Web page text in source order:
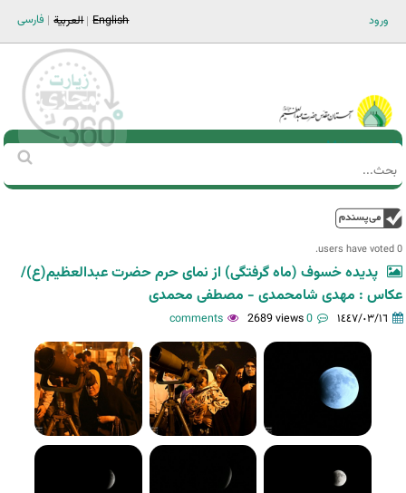
ورود فارسی العربية English
Main men-AR
استمارة
‏
0 users have voted.
پدیده خسوف (ماه گرفتگی) از نمای حرم حضرت عبدالعظیم(ع)/
عکاس : مهدی شامحمدی - مصطفی محمدی
١٤٤٧/٠٣/١٦ 0 comments
2689 views